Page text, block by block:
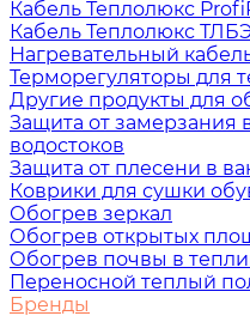
Кабель Теплолюкс
Кабель Теплолюкс
Нагревательный
Терморегуляторы для
Другие продукты для
Защита от замерзания
водостоков
Защита от плесени в
Коврики для сушки
Обогрев зеркал
Обогрев открытых
Обогрев почвы в
Переносной теплый
Бренды